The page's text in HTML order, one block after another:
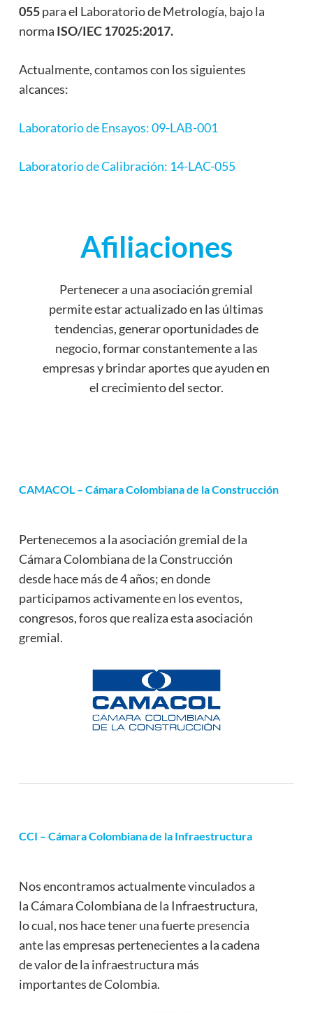
055para el Laboratorio de Metrología, bajo la
norma ISO/IEC 17025:2017.
Actualmente, contamos con los siguientes
alcances:
Laboratorio de Ensayos: 09-LAB-001
Laboratorio de Calibración: 14-LAC-055
Afiliaciones
Pertenecer a una asociación gremial
permite estar actualizado en las últimas
tendencias, generar oportunidades de
negocio, formar constantemente a las
empresas y brindar aportes que ayuden en
el crecimiento del sector.
CAMACOL – Cámara Colombiana de la Construcción
Pertenecemos a la asociación gremial de la
Cámara Colombiana de la Construcción
desde hace más de 4 años; en donde
participamos activamente en los eventos,
congresos, foros que realiza esta asociación
gremial.
CCI – Cámara Colombiana de la Infraestructura
Nos encontramos actualmente vinculados a
la Cámara Colombiana de la Infraestructura,
lo cual, nos hace tener una fuerte presencia
ante las empresas pertenecientes a la cadena
de valor de la infraestructura más
importantes de Colombia.